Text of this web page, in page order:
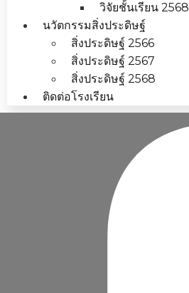
วิจัยชั้นเรียน 2568
นวัตกรรมสิ่งประดิษฐ์
สิ่งประดิษฐ์ 2566
สิ่งประดิษฐ์ 2567
สิ่งประดิษฐ์ 2568
ติดต่อโรงเรียน